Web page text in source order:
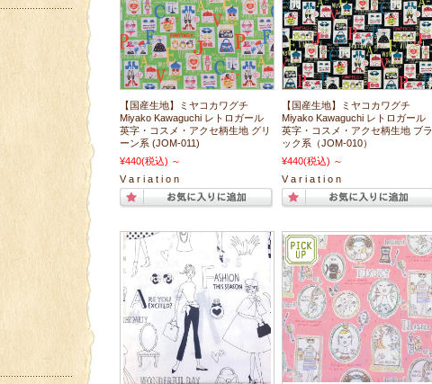
【国産生地】ミヤコカワグチ
Miyako Kawaguchi レトロガール
英字・コスメ・アクセ柄生地 グリ
ーン系 (JOM-011)
¥440(税込) ～
V a r i a t i o n
【国産生地】ミヤコカワグチ
Miyako Kawaguchi レトロガール
英字・コスメ・アクセ柄生地 ブラ
ック系（JOM-010）
¥440(税込) ～
V a r i a t i o n